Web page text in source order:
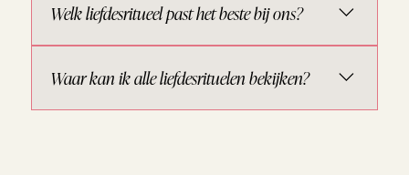
locatie. Een liefdesritueel kun je thuis of waar je maar
Welk liefdesritueel past het beste bij ons?
adviesgesprek kun je ontdekken welk ritueel het
Waar kan ik alle liefdesrituelen bekijken?